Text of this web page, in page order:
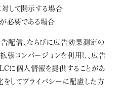
して開示する場合
必要である場合
告配信、ならびに広告効果測定の
コンバージョンを利用し、広告
に個人情報を提供することがあ
をしてプライバシーに配慮した方